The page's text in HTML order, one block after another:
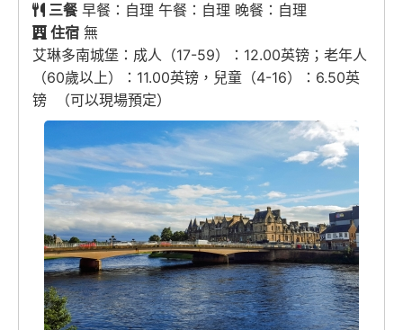
三餐早餐：自理 午餐：自理 晚餐：自理
住宿 無
艾琳多南城堡：成人（17-59）：12.00英镑；老年人
（60歲以上）：11.00英镑，兒童（4-16）：6.50英
镑 （可以現場預定）